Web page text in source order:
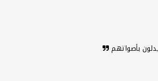
بأصواتهم